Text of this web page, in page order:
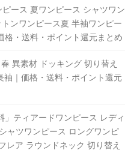
ース 夏ワンピース シャツワン
ンワンピース夏 半袖ワンピー
格・送料・ポイント還元まとめ
異素材 ドッキング 切り替え
袖｜価格・送料・ポイント還元
」ティアードワンピース レディ
ャツワンピース ロングワンピ
レア ラウンドネック 切り替え